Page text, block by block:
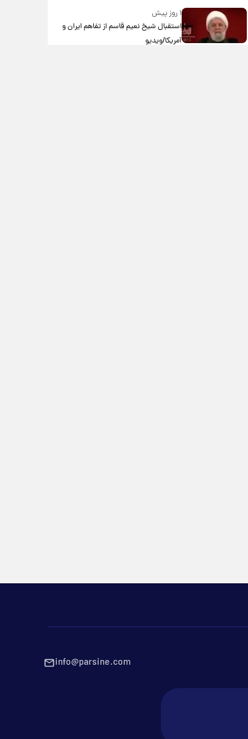
۱ روز پیش
استقبال شیخ نعیم قاسم از تفاهم ایران و
آمریکا/ویدیو
info@parsine.com